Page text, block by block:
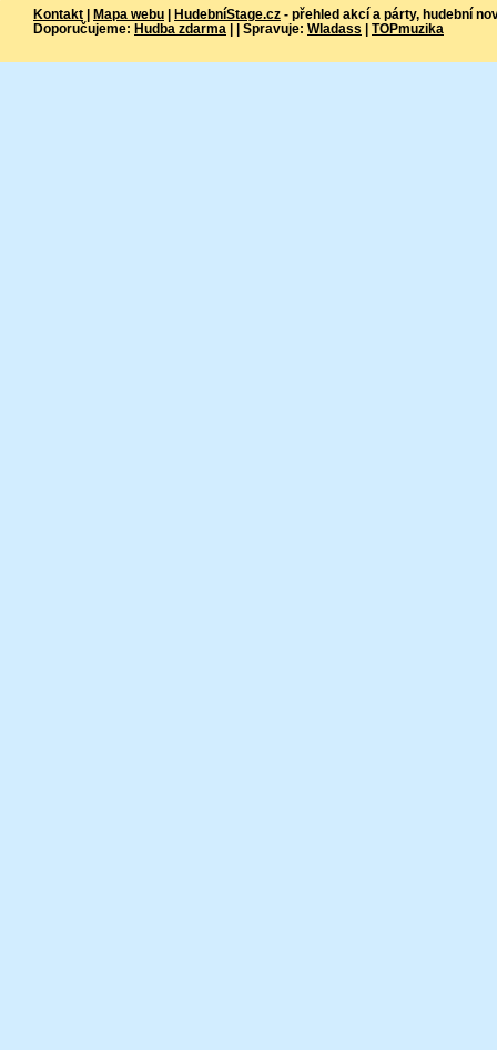
Kontakt | Mapa webu | HudebníStage.cz - přehled akcí a párty, hudební
Doporučujeme: Hudba zdarma | | Spravuje: Wladass | TOPmuzika